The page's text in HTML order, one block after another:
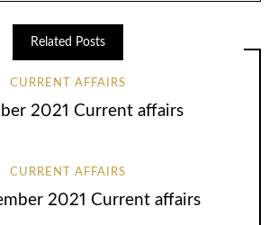
Related Posts
CURRENT AFFAIRS
2021 Current affairs
CURRENT AFFAIRS
2021 Current affairs